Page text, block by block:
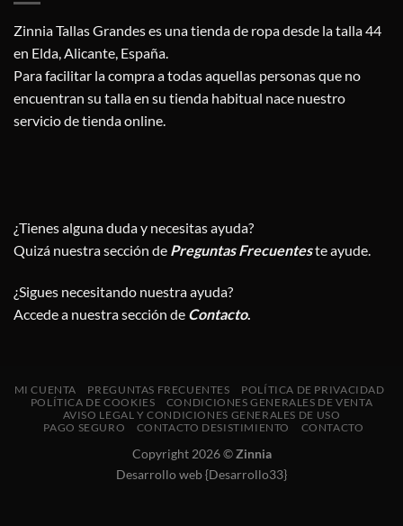
Zinnia Tallas Grandes es una tienda de ropa desde la talla 44
en Elda, Alicante, España.
Para facilitar la compra a todas aquellas personas que no
encuentran su talla en su tienda habitual nace nuestro
servicio de tienda online.
¿Tienes alguna duda y necesitas ayuda?
Quizá nuestra sección de Preguntas Frecuenteste ayude.
¿Sigues necesitando nuestra ayuda?
Accede a nuestra sección de Contacto.
MI CUENTA PREGUNTAS FRECUENTES
POLÍTICA DE PRIVACIDAD
POLÍTICA DE COOKIES
CONDICIONES GENERALES DE VENTA
AVISO LEGAL Y CONDICIONES GENERALES DE USO
PAGO SEGURO
CONTACTO DESISTIMIENTO CONTACTO
Copyright 2026 ©Zinnia
Desarrollo web {Desarrollo33}